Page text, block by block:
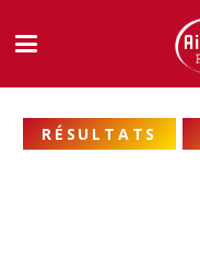
RÉSULTATS